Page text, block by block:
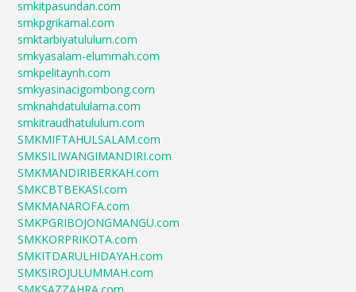
smkitpasundan.com
smkpgrikamal.com
smktarbiyatululum.com
smkyasalam-elummah.com
smkpelitaynh.com
smkyasinacigombong.com
smknahdatululama.com
smkitraudhatululum.com
SMKMIFTAHULSALAM.com
SMKSILIWANGIMANDIRI.com
SMKMANDIRIBERKAH.com
SMKCBTBEKASI.com
SMKMANAROFA.com
SMKPGRIBOJONGMANGU.com
SMKKORPRIKOTA.com
SMKITDARULHIDAYAH.com
SMKSIROJULUMMAH.com